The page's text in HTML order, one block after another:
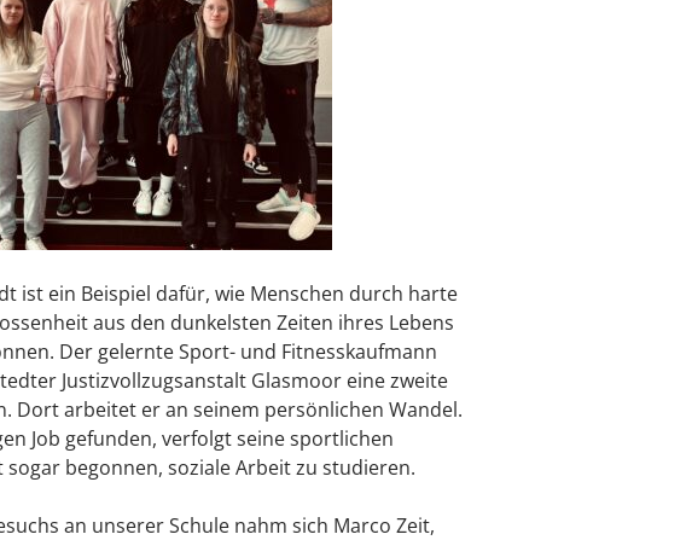
ist ein Beispiel dafür, wie Menschen durch harte
aus den dunkelsten Zeiten ihres Lebens
Der gelernte Sport- und Fitnesskaufmann
Justizvollzugsanstalt Glasmoor eine zweite
Dort arbeitet er an seinem persönlichen Wandel.
Job gefunden, verfolgt seine sportlichen
begonnen, soziale Arbeit zu studieren.
an unserer Schule nahm sich Marco Zeit,